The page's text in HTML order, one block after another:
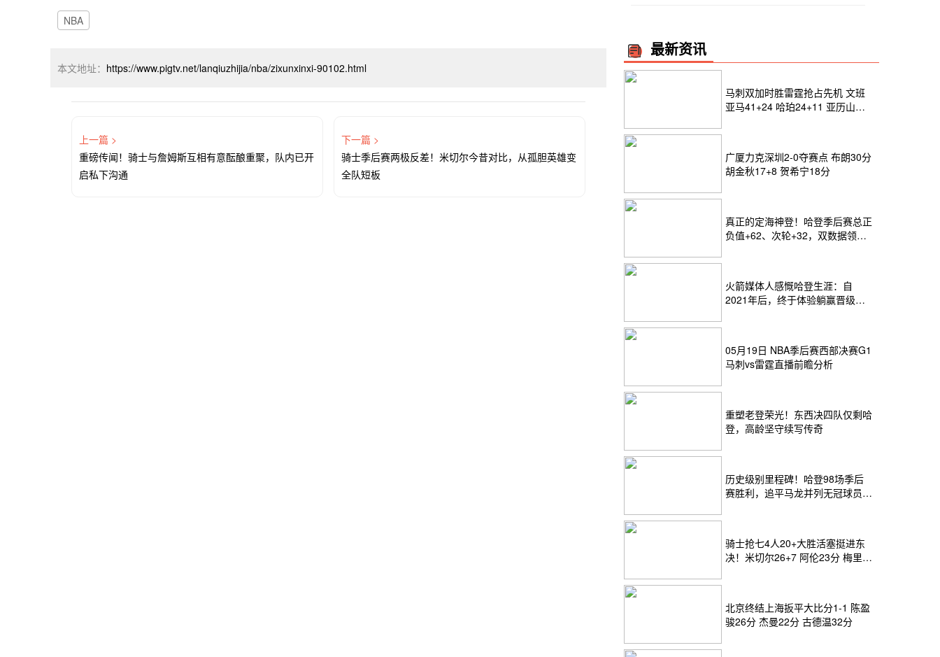
NBA
本文地址： https://www.pigtv.net/lanqiuzhijia/nba/zixunxinxi-90102.html
上一篇 >
重磅传闻！骑士与詹姆斯互相有意酝酿重聚，队内已开
启私下沟通
下一篇 >
骑士季后赛两极反差！米切尔今昔对比，从孤胆英雄变
全队短板
最新资讯
马刺双加时胜雷霆抢占先机 文班
亚马41+24 哈珀24+11 亚历山大
广厦力克深圳2-0夺赛点 布朗30分
胡金秋17+8 贺希宁18分
真正的定海神登！哈登季后赛总正
负值+62、次轮+32，双数据领跑
火箭媒体人感慨哈登生涯：自
2021年后，终于体验躺赢晋级滋
05月19日 NBA季后赛西部决赛G1
马刺vs雷霆直播前瞻分析
重塑老登荣光！东西决四队仅剩哈
登，高龄坚守续写传奇
历史级别里程碑！哈登98场季后
赛胜利，追平马龙并列无冠球员历
骑士抢七4人20+大胜活塞挺进东
决！米切尔26+7 阿伦23分 梅里尔
北京终结上海扳平大比分1-1 陈盈
骏26分 杰曼22分 古德温32分